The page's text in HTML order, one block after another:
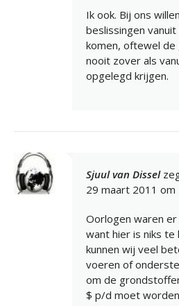
Ik ook. Bij ons
beslissingen
komen, oftewel
nooit zover als
opgelegd krijgen.
Sjuul van Dissel
29 maart 2011 om
Oorlogen waren
want hier is niks te
kunnen wij veel
voeren of
om de
$ p/d moet